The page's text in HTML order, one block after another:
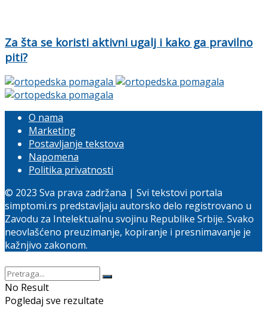
Za šta se koristi aktivni ugalj i kako ga pravilno
piti?
O nama
Marketing
Postavljanje tekstova
Napomena
Politika privatnosti
© 2023 Sva prava zadržana | Svi tekstovi portala
simptomi.rs predstavljaju autorsko delo registrovano u
Zavodu za Intelektualnu svojinu Republike Srbije. Svako
neovlašćeno preuzimanje, kopiranje i presnimavanje je
kažnjivo zakonom.
No Result
Pogledaj sve rezultate